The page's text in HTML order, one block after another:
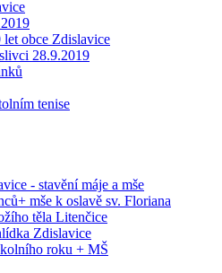
obce Zdislavice
28.9.2019
tenise
- stavění máje a mše
mše k oslavě sv. Floriana
těla Litenčice
Zdislavice
roku + MŠ